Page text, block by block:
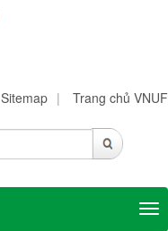
Sitemap | Trang chủ VNUF